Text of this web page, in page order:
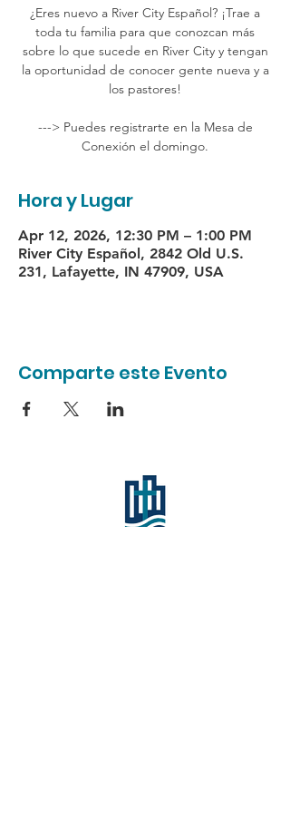
¿Eres nuevo a River City Español? ¡Trae a
toda tu familia para que conozcan más
sobre lo que sucede en River City y tengan
la oportunidad de conocer gente nueva y a
los pastores!
---> Puedes registrarte en la Mesa de
Conexión el domingo.
Hora y Lugar
Apr 12, 2026, 12:30 PM – 1:00 PM
River City Español, 2842 Old U.S.
231, Lafayette, IN 47909, USA
Comparte este Evento